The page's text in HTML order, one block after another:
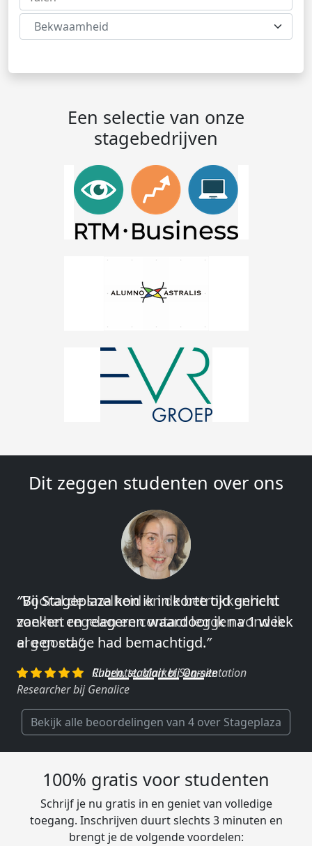
Bekwaamheid
Een selectie van onze
stagebedrijven
Dit zeggen studenten over ons
″Vooral de snelheid en de betrokkenheid
van het regelen en contact leggen vond ik
erg goed.″
Charlotte, Market Segmentation
Researcher bij Genalice
Bekijk alle beoordelingen van 4 over Stageplaza
100% gratis voor studenten
Schrijf je nu gratis in en geniet van volledige
toegang. Inschrijven duurt slechts 3 minuten en
brengt je de volgende voordelen: